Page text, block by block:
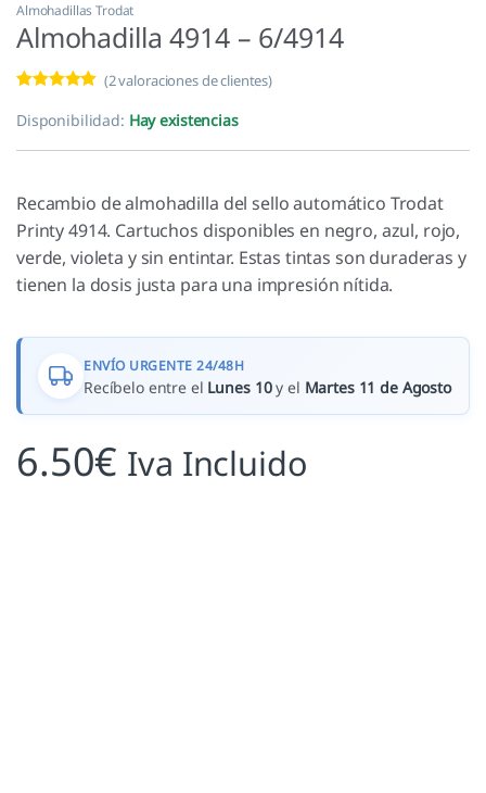
Almohadillas Trodat
Almohadilla 4914 – 6/4914
5.00de 5 en
base a
valoracione
(2valoraciones de clientes)
Disponibilidad: Hay existencias
Recambio de almohadilla del sello automático Trodat
Printy 4914. Cartuchos disponibles en negro, azul, rojo,
verde, violeta y sin entintar. Estas tintas son duraderas y
tienen la dosis justa para una impresión nítida.
ENVÍO URGENTE 24/48H
Recíbelo entre el Lunes 10y el Martes 11 de Agosto
6.50€ Iva Incluido